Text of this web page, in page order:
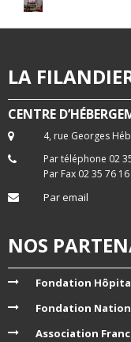
LA
CENTRE
4, rue Georges
Par téléphone 02
Par Fax 02 35 76
Par email
NOS
Fondation
Fondation
Association